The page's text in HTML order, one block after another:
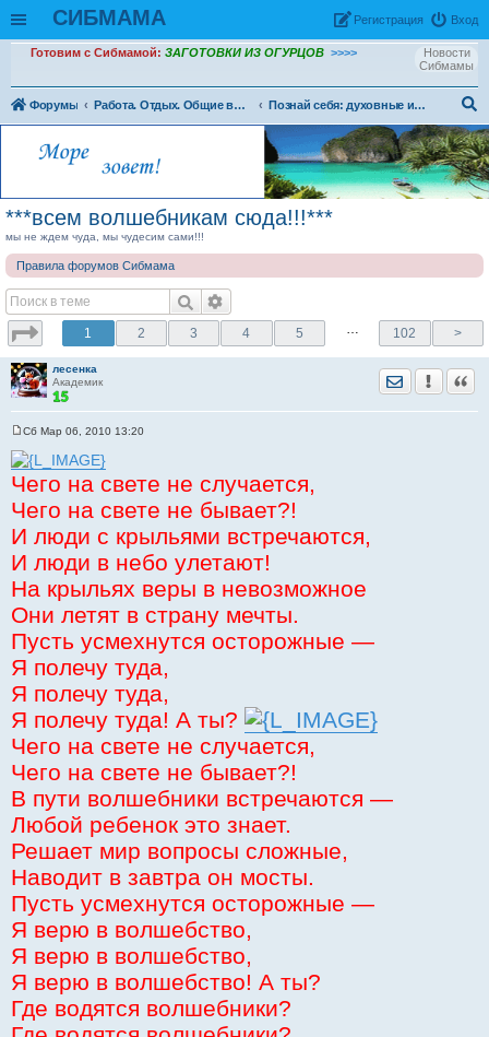
СИБМАМА Вход
Рeгиcтpaция
Новости
Сибмамы
Готовим с Сибмамой: ЗАГОТОВКИ ИЗ ОГУРЦОВ >>>>
Форумы Работа. Отдых. Общие вопросы
Познай себя: духовные и телесные практики, системы саморазвития
ои
ск
***всем волшебникам сюда!!!***
мы не ждем чуда, мы чудесим сами!!!
Правила форумов Сибмама
1 2 3 4 5 … 102 >
лесенка
Академик
Отправить
о
о
б
щ
е
н
и
е
Сб Мар 06, 2010 13:20
Чего на свете не случается,
Чего на свете не бывает?!
И люди с крыльями встречаются,
И люди в небо улетают!
На крыльях веры в невозможное
Они летят в страну мечты.
Пусть усмехнутся осторожные —
Я полечу туда,
Я полечу туда,
Я полечу туда! А ты?
Чего на свете не случается,
Чего на свете не бывает?!
В пути волшебники встречаются —
Любой ребенок это знает.
Решает мир вопросы сложные,
Наводит в завтра он мосты.
Пусть усмехнутся осторожные —
Я верю в волшебство,
Я верю в волшебство,
Я верю в волшебство! А ты?
Где водятся волшебники?